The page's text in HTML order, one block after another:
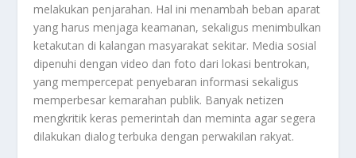
melakukan penjarahan. Hal ini menambah beban aparat
yang harus menjaga keamanan, sekaligus menimbulkan
ketakutan di kalangan masyarakat sekitar. Media sosial
dipenuhi dengan video dan foto dari lokasi bentrokan,
yang mempercepat penyebaran informasi sekaligus
memperbesar kemarahan publik. Banyak netizen
mengkritik keras pemerintah dan meminta agar segera
dilakukan dialog terbuka dengan perwakilan rakyat.